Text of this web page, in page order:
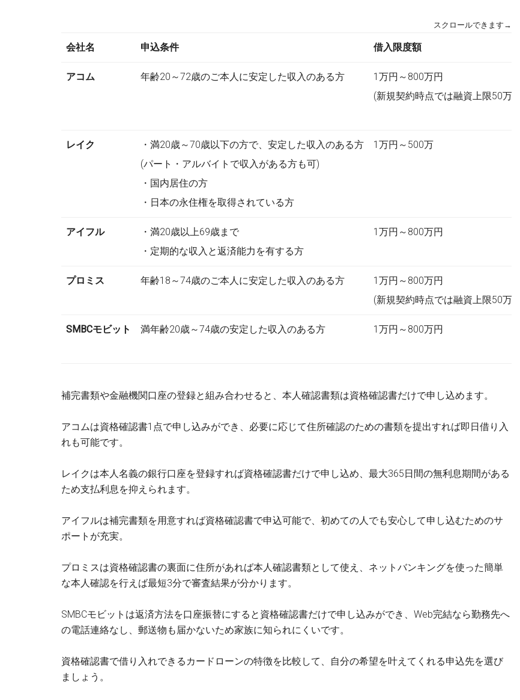
スクロールできます→
会社名 申込条件 借入限度額
アコム 年齢20～72歳のご本人に安定した収入のある方
1万円～800万円
(新規契約時点では融資上限50万円)
レイク
・満20歳～70歳以下の方で、安定した収入のある方
(パート・アルバイトで収入がある方も可)
・国内居住の方
・日本の永住権を取得されている方
1万円～500万
アイフル
・満20歳以上69歳まで
・定期的な収入と返済能力を有する方
1万円～800万円
プロミス 年齢18～74歳のご本人に安定した収入のある方
1万円～800万円
(新規契約時点では融資上限50万円)
SMBCモビット 満年齢20歳～74歳の安定した収入のある方 1万円～800万円
補完書類や金融機関口座の登録と組み合わせると、本人確認書類は資格確認書だけで申し込めます。
アコムは資格確認書1点で申し込みができ、必要に応じて住所確認のための書類を提出すれば即日借り入
れも可能です。
レイクは本人名義の銀行口座を登録すれば資格確認書だけで申し込め、最大365日間の無利息期間がある
ため支払利息を抑えられます。
アイフルは補完書類を用意すれば資格確認書で申込可能で、初めての人でも安心して申し込むためのサ
ポートが充実。
プロミスは資格確認書の裏面に住所があれば本人確認書類として使え、ネットバンキングを使った簡単
な本人確認を行えば最短3分で審査結果が分かります。
SMBCモビットは返済方法を口座振替にすると資格確認書だけで申し込みができ、Web完結なら勤務先へ
の電話連絡なし、郵送物も届かないため家族に知られにくいです。
資格確認書で借り入れできるカードローンの特徴を比較して、自分の希望を叶えてくれる申込先を選び
ましょう。